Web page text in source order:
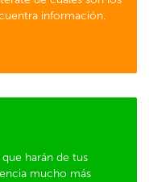
información.
harán de tus
mucho más